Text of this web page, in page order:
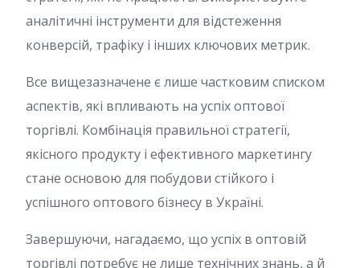
аналітичні інструменти для відстеження
конверсій, трафіку і інших ключових метрик.
Все вищезазначене є лише частковим списком
аспектів, які впливають на успіх оптової
торгівлі. Комбінація правильної стратегії,
якісного продукту і ефективного маркетингу
стане основою для побудови стійкого і
успішного оптового бізнесу в Україні.
Завершуючи, нагадаємо, що успіх в оптовій
торгівлі потребує не лише технічних знань, а й